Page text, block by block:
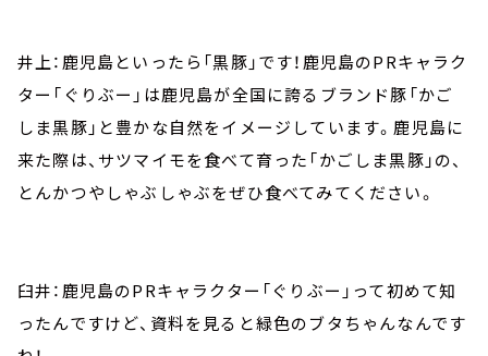
井上：鹿児島といったら「黒豚」です！鹿児島のPRキャラク
ター「ぐりぶー」は鹿児島が全国に誇るブランド豚「かご
しま黒豚」と豊かな自然をイメージしています。鹿児島に
来た際は、サツマイモを食べて育った「かごしま黒豚」の、
とんかつやしゃぶしゃぶをぜひ食べてみてください。
臼井：鹿児島のPRキャラクター「ぐりぶー」って初めて知
ったんですけど、資料を見ると緑色のブタちゃんなんです